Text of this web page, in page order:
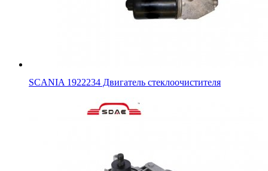
SCANIA 1922234 Двигатель стеклоочистителя